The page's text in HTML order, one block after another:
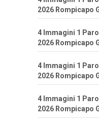
2026 Rompicapo
4 Immagini 1
2026 Rompicapo
4 Immagini 1
2026 Rompicapo
4 Immagini 1
2026 Rompicapo